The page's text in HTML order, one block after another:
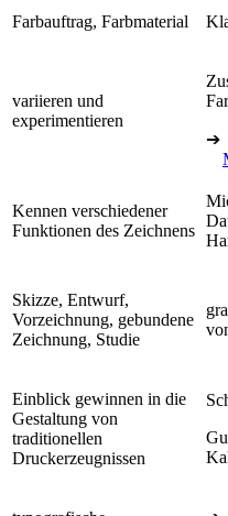
Farbauftrag, Farbmaterial
variieren und
experimentieren
➔
Kennen verschiedener
Funktionen des Zeichnens
Skizze, Entwurf,
Vorzeichnung, gebundene
Zeichnung, Studie
Einblick gewinnen in die
Gestaltung von
traditionellen
Druckerzeugnissen